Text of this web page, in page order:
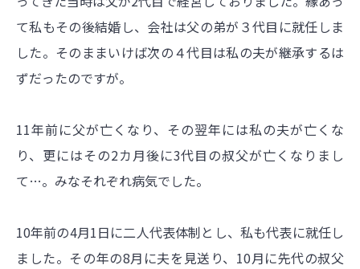
て私もその後結婚し、会社は父の弟が３代目に就任しま
した。そのままいけば次の４代目は私の夫が継承するは
ずだったのですが。
11年前に父が亡くなり、その翌年には私の夫が亡くな
り、更にはその2カ月後に3代目の叔父が亡くなりまし
て…。みなそれぞれ病気でした。
10年前の4月1日に二人代表体制とし、私も代表に就任し
ました。その年の8月に夫を見送り、10月に先代の叔父